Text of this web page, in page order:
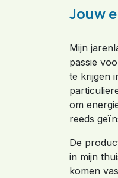
Jouw
Mijn
passie
te krijgen
om
reeds
De
in mijn
komen